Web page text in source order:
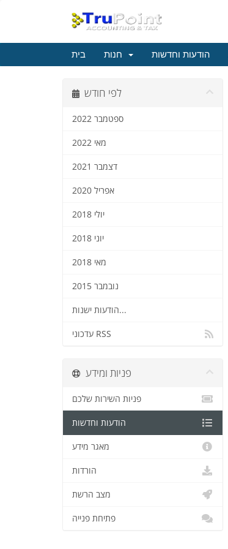
בית הודעות וחדשות
לפי חודש
ספטמבר 2022
מאי 2022
דצמבר 2021
אפריל 2020
יולי 2018
יוני 2018
מאי 2018
נובמבר 2015
הודעות ישנות...
עדכוני RSS
פניות ומידע
פניות השירות שלכם
הודעות וחדשות
מאגר מידע
הורדות
מצב הרשת
פתיחת פנייה